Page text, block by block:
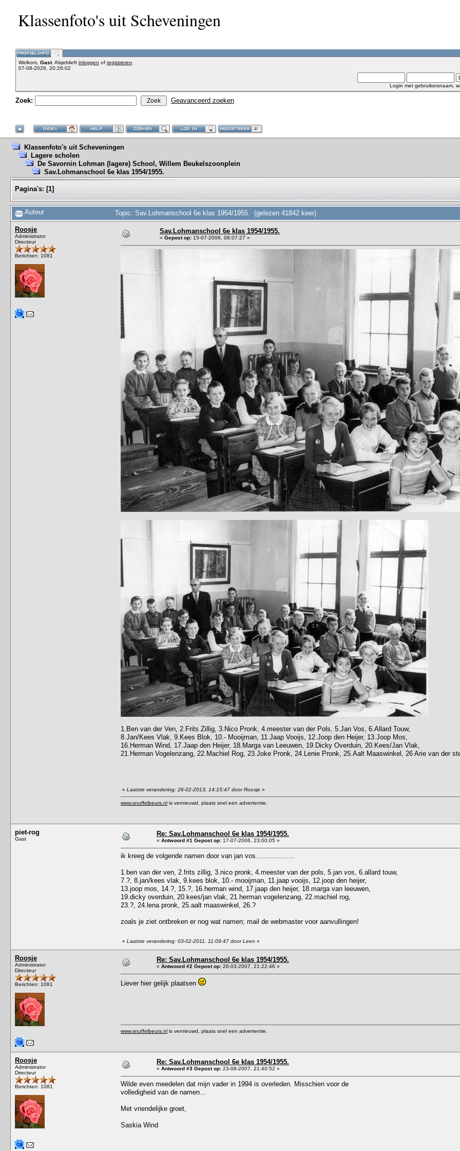
Klassenfoto's uit Scheveningen
Welkom, Gast. Alsjeblieft inloggen of registreren
07-08-2026, 20:26:02
Login met gebruikersnaam,
Zoek: Geavanceerd zoeken
Klassenfoto's uit Scheveningen
Lagere scholen
De Savornin Lohman (lagere) School, Willem Beukelszoonplein
Sav.Lohmanschool 6e klas 1954/1955.
Pagina's: [1]
Auteur Topic: Sav.Lohmanschool 6e klas 1954/1955. (gelezen 41842 keer)
Roosje
Administrator
Directeur
Berichten: 1081
Sav.Lohmanschool 6e klas 1954/1955.
« Gepost op: 15-07-2006, 08:07:27 »
1.Ben van der Ven, 2.Frits Zillig, 3.Nico Pronk, 4.meester van der Pols, 5.Jan Vos, 6.Allard Touw,
8.Jan/Kees Vlak, 9.Kees Blok, 10.- Mooijman, 11.Jaap Vooijs, 12.Joop den Heijer, 13.Joop Mos,
16.Herman Wind, 17.Jaap den Heijer, 18.Marga van Leeuwen, 19.Dicky Overduin, 20.Kees/Jan Vlak,
21.Herman Vogelenzang, 22.Machiel Rog, 23.Joke Pronk, 24.Lenie Pronk, 25.Aalt Maaswinkel, 26 Arie van der
« Laatste verandering: 26-02-2013, 14:15:47 door Roosje »
www.snuffelbeurs.nl is vernieuwd, plaats snel een advertentie.
piet-rog
Gast
Re: Sav.Lohmanschool 6e klas 1954/1955.
« Antwoord #1 Gepost op: 17-07-2006, 23:00:05 »
ik kreeg de volgende namen door van jan vos...................
1.ben van der ven, 2.frits zillig, 3.nico pronk, 4.meester van der pols, 5.jan vos, 6.allard touw,
7.?, 8.jan/kees vlak, 9.kees blok, 10.- mooijman, 11.jaap vooijs, 12.joop den heijer,
13.joop mos, 14.?, 15.?, 16.herman wind, 17.jaap den heijer, 18.marga van leeuwen,
19.dicky overduin, 20.kees/jan vlak, 21.herman vogelenzang, 22.machiel rog,
23.?, 24.lena pronk, 25.aalt maaswinkel, 26.?
zoals je ziet ontbreken er nog wat namen; mail de webmaster voor aanvullingen!
« Laatste verandering: 03-02-2011, 11:09:47 door Leen »
Roosje
Administrator
Directeur
Berichten: 1081
Re: Sav.Lohmanschool 6e klas 1954/1955.
« Antwoord #2 Gepost op: 26-03-2007, 21:22:46 »
Liever hier gelijk plaatsen
www.snuffelbeurs.nl is vernieuwd, plaats snel een advertentie.
Roosje
Administrator
Directeur
Berichten: 1081
Re: Sav.Lohmanschool 6e klas 1954/1955.
« Antwoord #3 Gepost op: 23-08-2007, 21:40:52 »
Wilde even meedelen dat mijn vader in 1994 is overleden. Misschien voor de
volledigheid van de namen...
Met vriendelijke groet,
Saskia Wind